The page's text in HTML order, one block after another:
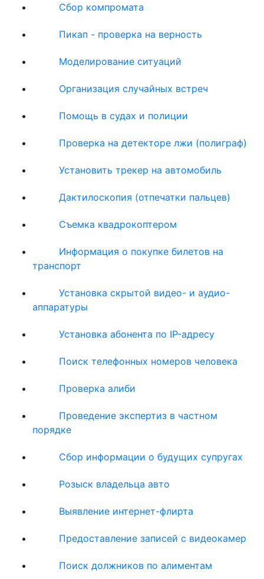
Сбор компромата
Пикап - проверка на верность
Моделирование ситуаций
Организация случайных встреч
Помощь в судах и полиции
Проверка на детекторе лжи (полиграф)
Установить трекер на автомобиль
Дактилоскопия (отпечатки пальцев)
Съемка квадрокоптером
Информация о покупке билетов на
транспорт
Установка скрытой видео- и аудио-
аппаратуры
Установка абонента по IP-адресу
Поиск телефонных номеров человека
Проверка алиби
Проведение экспертиз в частном
порядке
Сбор информации о будущих супругах
Розыск владельца авто
Выявление интернет-флирта
Предоставление записей с видеокамер
Поиск должников по алиментам